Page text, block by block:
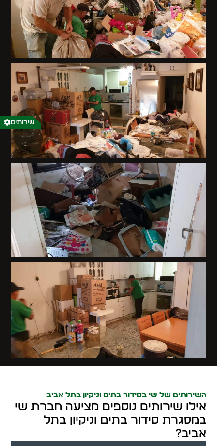
השירותים של שי בסידור בתים וניקיון בתל אביב
אילו שירותים נוספים מציעה חברת שי
במסגרת סידור בתים וניקיון בתל
אביב?
שירותים